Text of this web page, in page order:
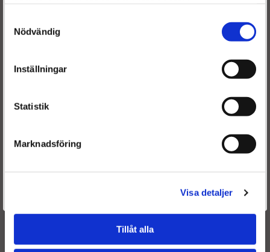
Nödvändig
Inställningar
Statistik
Marknadsföring
Visa detaljer
Tillåt alla
Peugeot 207 1.6 9HP (DV6DTED) 11/2009-
Peugeot 207 1.6 9HZ (DV6TED4) 02/2006-
Fri frakt - leveranstiden är ca 4-6 arbetsdagar.
välja vilken kategori du tillhör
Välkommen tillbaka! Klicka här för att komma till dina sidor.
Givetvis går det även bra att handla utan att logga in.